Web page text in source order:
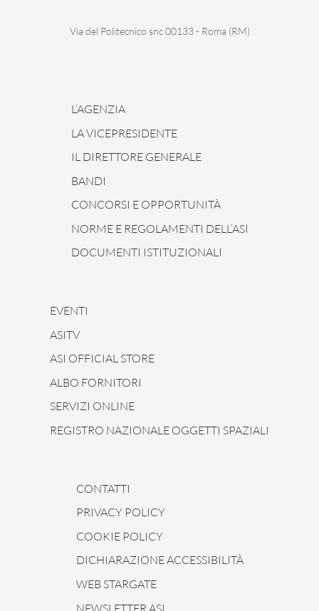
Via del Politecnico snc 00133 - Roma (RM)
L’AGENZIA
LA VICEPRESIDENTE
IL DIRETTORE GENERALE
BANDI
CONCORSI E OPPORTUNITÀ
NORME E REGOLAMENTI DELL’ASI
DOCUMENTI ISTITUZIONALI
EVENTI
ASITV
ASI OFFICIAL STORE
ALBO FORNITORI
SERVIZI ONLINE
REGISTRO NAZIONALE OGGETTI SPAZIALI
CONTATTI
PRIVACY POLICY
COOKIE POLICY
DICHIARAZIONE ACCESSIBILITÀ
WEB STARGATE
NEWSLETTER ASI